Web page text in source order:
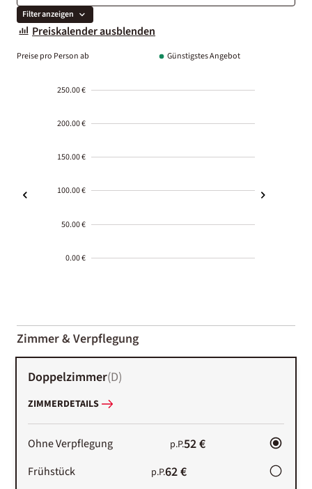
Filter anzeigen
Preiskalender ausblenden
Preise pro Person ab Günstigstes Angebot
250.00 €
200.00 €
150.00 €
100.00 €
50.00 €
0.00 €
01-02
Zimmer & Verpflegung
Doppelzimmer(D)
ZIMMERDETAILS
Ohne Verpflegung p.P.52 €
Frühstück p.P.62 €